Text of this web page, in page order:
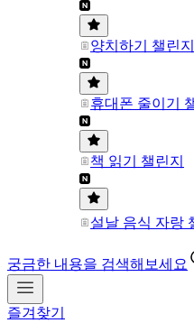
양치하기 챌린지
휴대폰 줄이기
책 읽기 챌린지
설날 음식 자랑
궁금한 내용을 검색해보세요
즐겨찾기